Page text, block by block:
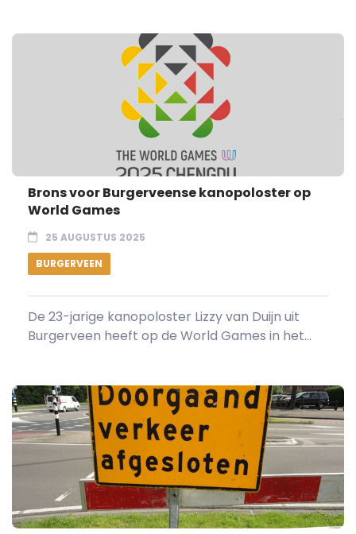
Brons voor Burgerveense kanopoloster op
World Games
25 AUGUSTUS 2025
BURGERVEEN
De 23-jarige kanopoloster Lizzy van Duijn uit
Burgerveen heeft op de World Games in het...